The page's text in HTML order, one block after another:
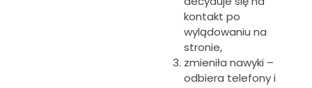
kontakt po
wylądowaniu na
stronie,
zmieniła nawyki –
odbiera telefony i